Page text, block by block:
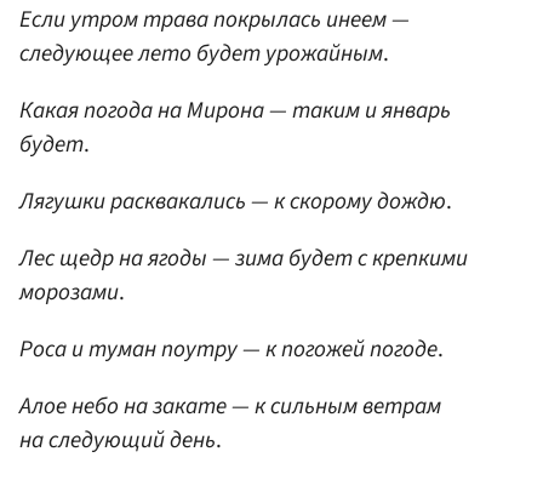
Если утром трава покрылась инеем —
следующее лето будет урожайным.
Какая погода на Мирона — таким и январь
будет.
Лягушки расквакались — к скорому дождю.
Лес щедр на ягоды — зима будет с крепкими
морозами.
Роса и туман поутру — к погожей погоде.
Алое небо на закате — к сильным ветрам
на следующий день.